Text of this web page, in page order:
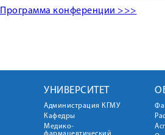
Программа конференции >>>
УНИВЕРСИТЕТ
Администрация КГМУ
Кафедры
Медико-